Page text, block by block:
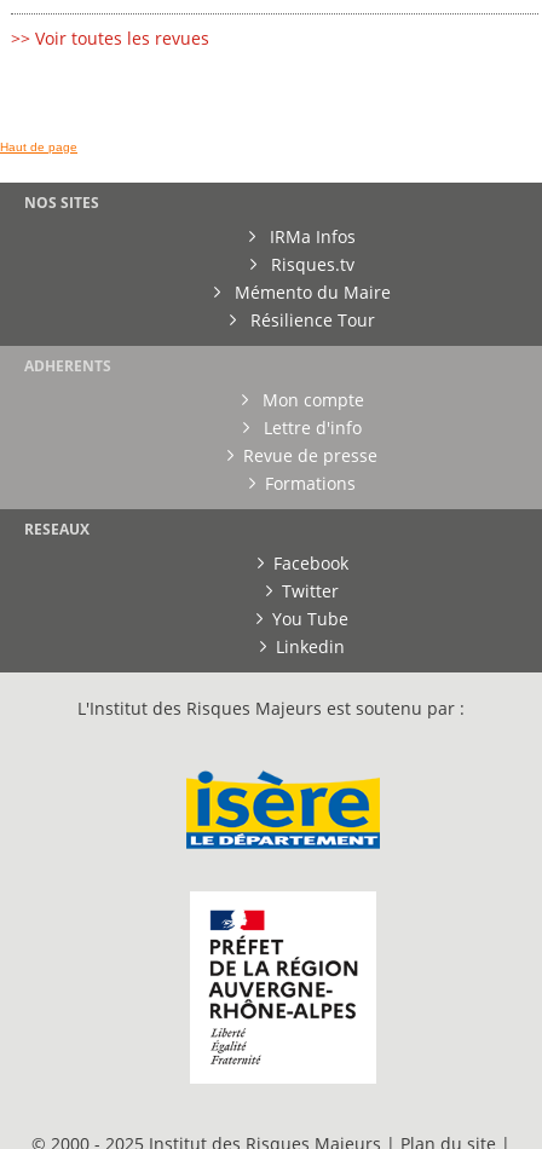
>> Voir toutes les revues
Haut de page
NOS SITES
IRMa Infos
Risques.tv
Mémento du Maire
Résilience Tour
ADHERENTS
Mon compte
Lettre d'info
Revue de presse
Formations
RESEAUX
Facebook
Twitter
You Tube
Linkedin
L'Institut des Risques Majeurs est soutenu par :
© 2000 - 2025 Institut des Risques Majeurs | Plan du site |